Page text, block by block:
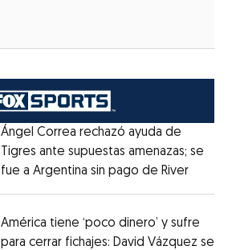
Ángel Correa rechazó ayuda de
Tigres ante supuestas amenazas; se
fue a Argentina sin pago de RiverOpens
América tiene ‘poco dinero’ y sufre
para cerrar fichajes: David Vázquez se